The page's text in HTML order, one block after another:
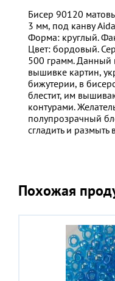
Бисер 90120
3 мм, под канву
Форма: круглый.
Цвет: бордовый.
500 грамм. Данный
вышивке картин,
бижутерии, в
блестит, им
контурами.
полупрозрачный
сгладить и размыть
Похожая